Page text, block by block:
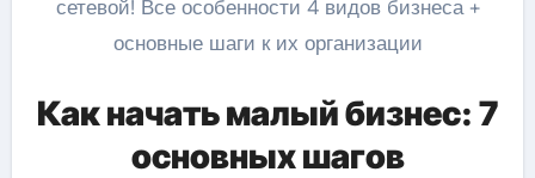
Как начать малый бизнес: 7
основных шагов